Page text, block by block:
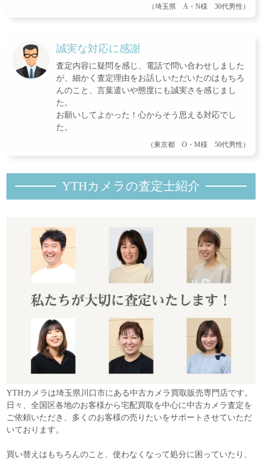
（埼玉県 A・N様 30代男性）
誠実な対応に感謝
査定内容に疑問を感じ、電話で問い合わせしました
が、細かく査定理由をお話しいただいたのはもちろ
んのこと、言葉遣いや態度にも誠実さを感じまし
た。
お願いしてよかった！心からそう思える対応でし
た。
（東京都 O・M様 50代男性）
YTHカメラの査定士紹介
YTHカメラは埼玉県川口市にある中古カメラ買取販売専門店です。
日々、全国区各地のお客様から宅配買取を中心に中古カメラ査定を
ご依頼いただき、多くのお客様の売りたいをサポートさせていただ
いております。
買い替えはもちろんのこと、使わなくなって処分に困っていたり、